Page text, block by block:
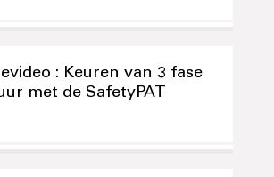
: Keuren van 3 fase
met de SafetyPAT